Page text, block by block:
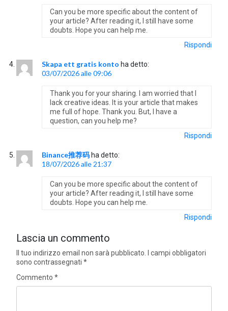
Can you be more specific about the content of
your article? After reading it, I still have some
doubts. Hope you can help me.
Rispondi
Skapa ett gratis konto ha detto:
03/07/2026 alle 09:06
Thank you for your sharing. I am worried that I
lack creative ideas. It is your article that makes
me full of hope. Thank you. But, I have a
question, can you help me?
Rispondi
Binance推荐码 ha detto:
18/07/2026 alle 21:37
Can you be more specific about the content of
your article? After reading it, I still have some
doubts. Hope you can help me.
Rispondi
Lascia un commento
Il tuo indirizzo email non sarà pubblicato.
I campi obbligatori
sono contrassegnati*
Commento*